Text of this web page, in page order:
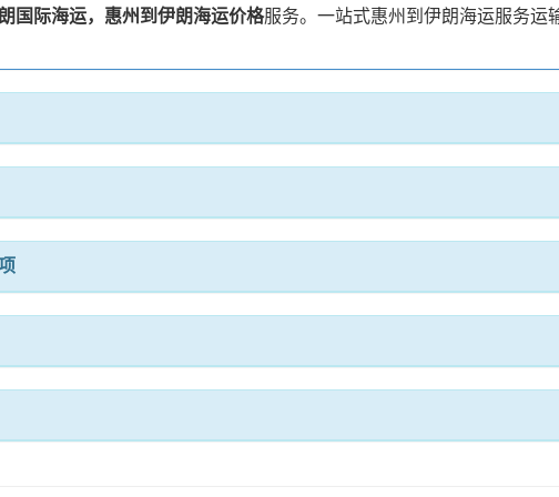
国际海运，惠州到伊朗海运价格服务。一站式惠州到伊朗海运服务运